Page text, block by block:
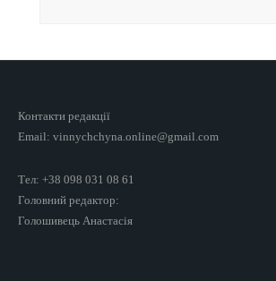
Контакти редакції
Email: vinnychchyna.online@gmail.com
Тел: +38 098 031 08 61
Головний редактор:
Голошивець Анастасія